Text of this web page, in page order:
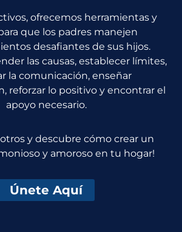
ofrecemos herramientas y
que los padres manejen
desafiantes de sus hijos.
las causas, establecer límites,
la comunicación, enseñar
reforzar lo positivo y encontrar el
apoyo necesario.
y descubre cómo crear un
y amoroso en tu hogar!
Únete Aquí